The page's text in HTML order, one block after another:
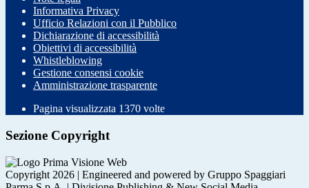
Informativa Privacy
Ufficio Relazioni con il Pubblico
Dichiarazione di accessibilità
Obiettivi di accessibilità
Whistleblowing
Gestione consensi cookie
Amministrazione trasparente
Pagina visualizzata 1370 volte
Sezione Copyright
Copyright 2026 | Engineered and powered by Gruppo Spaggiari